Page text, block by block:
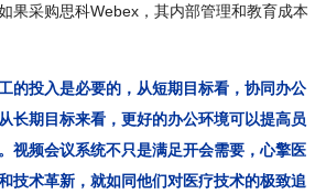
果采购思科Webex，其内部管理和教育成本
的投入是必要的，从短期目标看，协同办公
长期目标来看，更好的办公环境可以提高员
视频会议系统不只是满足开会需要，心擎医
技术革新，就如同他们对医疗技术的极致追